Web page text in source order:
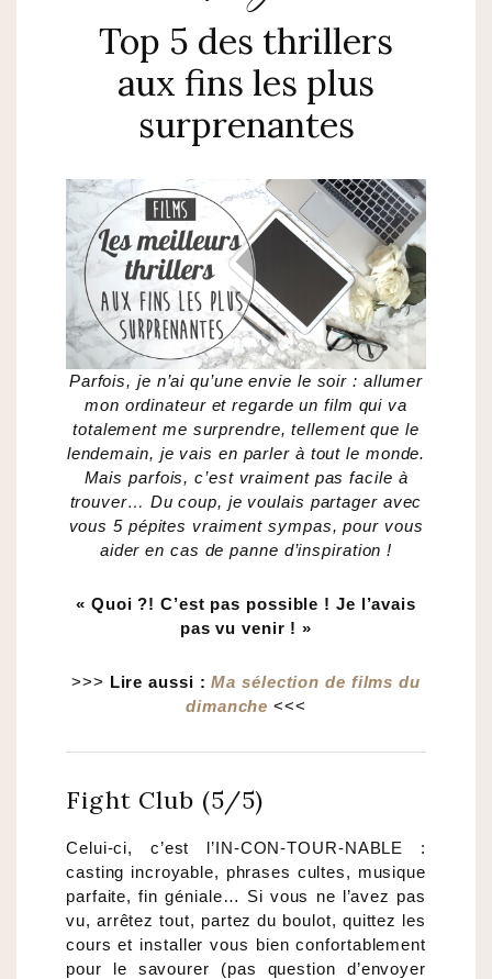
Top 5 des thrillers
aux fins les plus
surprenantes
Parfois, je n’ai qu’une envie le soir : allumer
mon ordinateur et regarde un film qui va
totalement me surprendre, tellement que le
lendemain, je vais en parler à tout le monde.
Mais parfois, c’est vraiment pas facile à
trouver… Du coup, je voulais partager avec
vous 5 pépites vraiment sympas, pour vous
aider en cas de panne d’inspiration !
« Quoi ?! C’est pas possible ! Je l’avais
pas vu venir ! »
>>> Lire aussi :Ma sélection de films du
dimanche <<<
Fight Club (5/5)
Celui-ci, c’est l’IN-CON-TOUR-NABLE :
casting incroyable, phrases cultes, musique
parfaite, fin géniale… Si vous ne l’avez pas
vu, arrêtez tout, partez du boulot, quittez les
cours et installer vous bien confortablement
pour le savourer (pas question d’envoyer